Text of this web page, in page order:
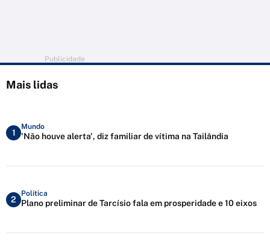
Publicidade
Mais lidas
1
Mundo
'Não houve alerta', diz familiar de vítima na Tailândia
2
Política
Plano preliminar de Tarcísio fala em prosperidade e 10 eixos